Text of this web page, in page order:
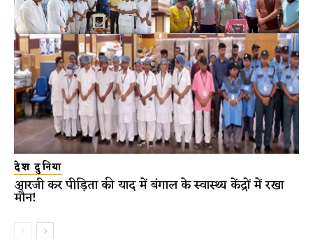
देश दुनिया
आरजी कर पीड़िता की याद में बंगाल के स्वास्थ्य केंद्रों में रखा
मौन!